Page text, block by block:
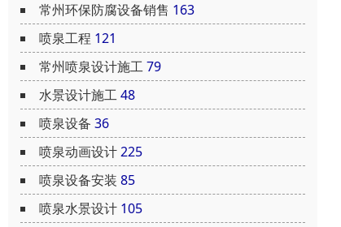
常州环保防腐设备销售 163
喷泉工程 121
常州喷泉设计施工79
水景设计施工48
喷泉设备 36
喷泉动画设计225
喷泉设备安装 85
喷泉水景设计 105